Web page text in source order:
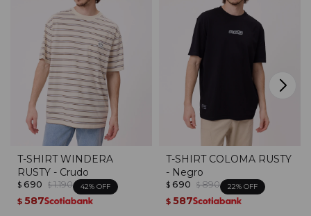
T-SHIRT WINDERA
RUSTY - Crudo
$ 690 $ 1.190 42
$ 587
T-SHIRT COLOMA RUSTY
- Negro
$ 690 $ 890 22
$ 587